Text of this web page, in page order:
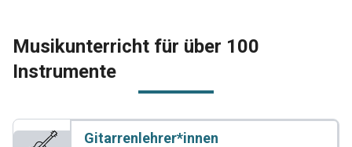
Musikunterricht für über 100
Instrumente
Gitarrenlehrer*innen